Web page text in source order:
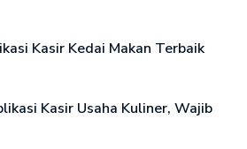
Kasir Kedai Makan Terbaik
Kasir Usaha Kuliner, Wajib